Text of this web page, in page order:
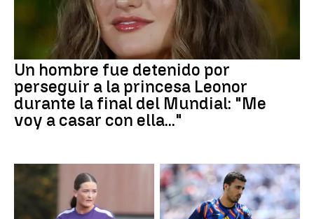
Un hombre fue detenido por
perseguir a la princesa Leonor
durante la final del Mundial: "Me
voy a casar con ella..."